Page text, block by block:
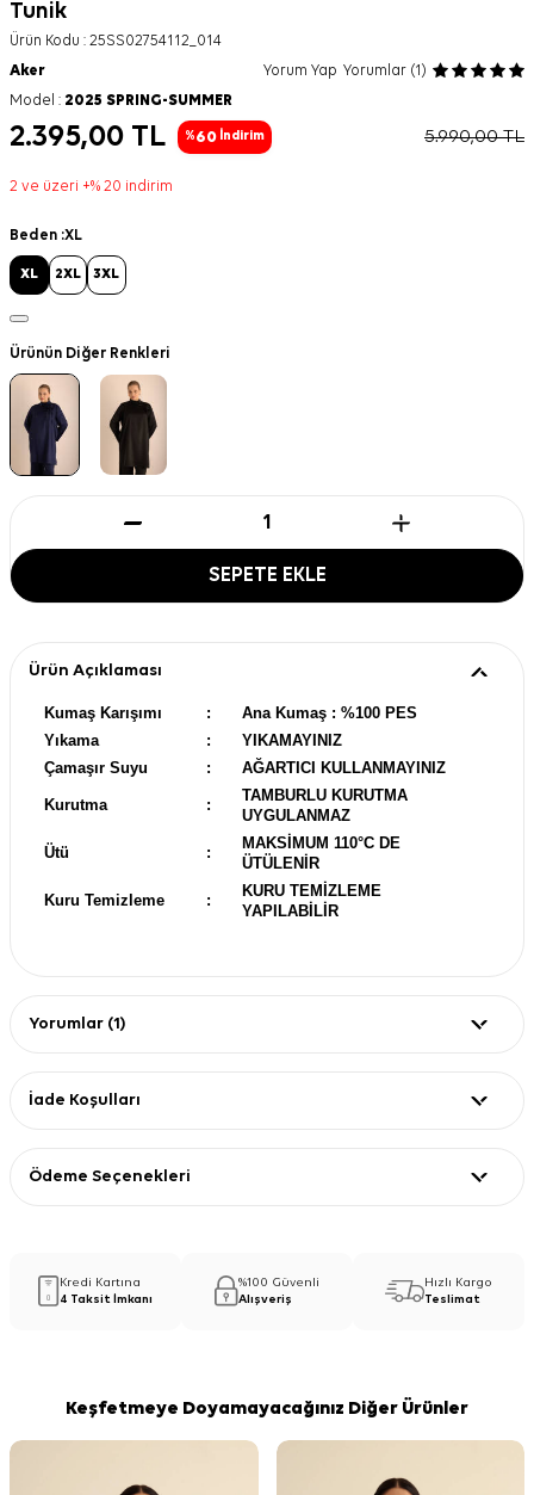
Tunik
Ürün Kodu : 25SS02754112_014
Aker
Yorum Yap Yorumlar (1)
Model : 2025 SPRING-SUMMER
2.395,00 TL %60 İndirim 5.990,00TL
2 ve üzeri +% 20 indirim
Beden :XL
XL 2XL 3XL
Ürünün Diğer Renkleri
SEPETE EKLE
Ürün Açıklaması
Kumaş Karışımı :
Ana Kumaş : %100 PES
Yıkama
:
YIKAMAYINIZ
Çamaşır Suyu
: AĞARTICI KULLANMAYINIZ
Kurutma :
TAMBURLU KURUTMA
UYGULANMAZ
Ütü :
MAKSİMUM 110°C DE
ÜTÜLENİR
Kuru Temizleme :
KURU TEMİZLEME
YAPILABİLİR
Yorumlar (1)
İade Koşulları
Ödeme Seçenekleri
Kredi Kartına
4 Taksit İmkanı
%100 Güvenli
Alışveriş
Hızlı Kargo
Teslimat
Keşfetmeye Doyamayacağınız Diğer Ürünler